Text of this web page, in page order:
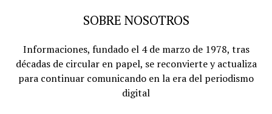
SOBRE NOSOTROS
Informaciones, fundado el 4 de marzo de 1978, tras
décadas de circular en papel, se reconvierte y actualiza
para continuar comunicando en la era del periodismo
digital